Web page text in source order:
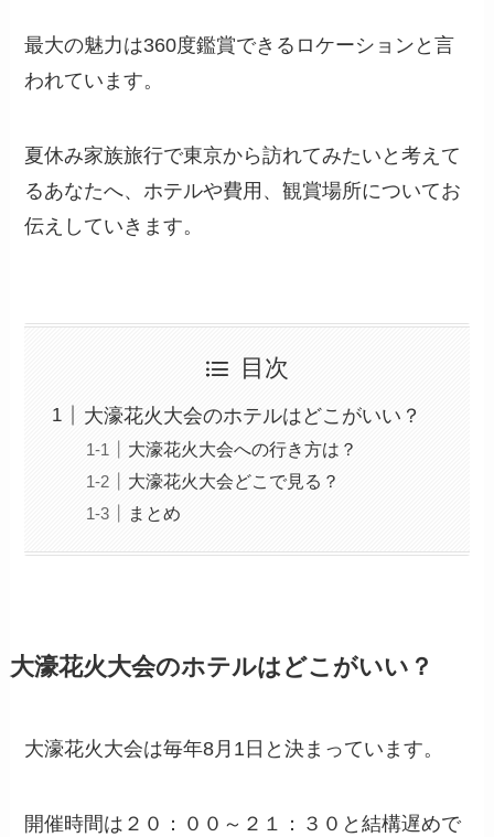
最大の魅力は360度鑑賞できるロケーションと言
われています。
夏休み家族旅行で東京から訪れてみたいと考えて
るあなたへ、ホテルや費用、観賞場所についてお
伝えしていきます。
目次
大濠花火大会のホテルはどこがいい？
大濠花火大会への行き方は？
大濠花火大会どこで見る？
まとめ
大濠花火大会のホテルはどこがいい？
大濠花火大会は毎年8月1日と決まっています。
開催時間は２０：００～２１：３０と結構遅めで